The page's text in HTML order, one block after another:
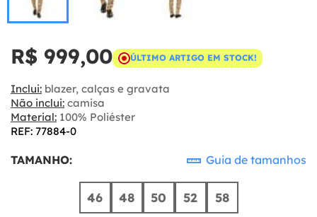
R$ 999,00 ÚLTIMO ARTIGO EM STOCK!
Inclui: blazer, calças e gravata
Não inclui: camisa
Material: 100% Poliéster
REF: 77884-0
TAMANHO: Guia de tamanhos
46 48 50 52 58